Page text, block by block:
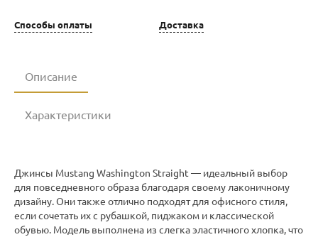
Способы оплаты Доставка
Описание
Характеристики
Джинсы Mustang Washington Straight — идеальный выбор
для повседневного образа благодаря своему лаконичному
дизайну. Они также отлично подходят для офисного стиля,
если сочетать их с рубашкой, пиджаком и классической
обувью. Модель выполнена из слегка эластичного хлопка, что